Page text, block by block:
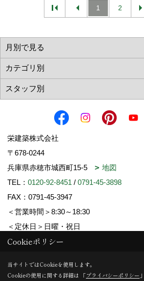
1 2
栄建築株式会社
〒678-0244
兵庫県赤穂市城西町15-5
地図
TEL： 0120-92-8451 / 0791-45-3898
FAX：0791-45-3947
＜営業時間＞8:30～18:30
＜定休日＞日曜・祝日
Copyright (c) SAKAE-KENCHIKU. All Rights
Produced byゴデスクリエイト
Cookieポリシー
当サイトではCookieを使用します。
Cookieの使用に関する詳細は 「プライバシーポリシー